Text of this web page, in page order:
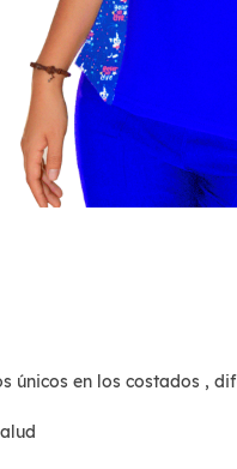
únicos en los costados ,